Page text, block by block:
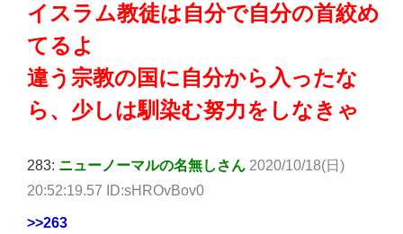
イスラム教徒は自分で自分の首絞め
てるよ
違う宗教の国に自分から入ったな
ら、少しは馴染む努力をしなきゃ
283: ニューノーマルの名無しさん 2020/10/18(日)
20:52:19.57 ID:sHROvBov0
>>263